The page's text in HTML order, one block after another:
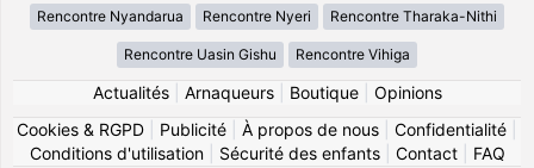
Rencontre Nyandarua Rencontre Nyeri Rencontre Tharaka-Nithi
Rencontre Uasin Gishu Rencontre Vihiga
Actualités| Arnaqueurs| Boutique| Opinions
Cookies & RGPD
Publicité À propos de nous Confidentialité
Conditions d'utilisation| Sécurité des enfants| Contact| FAQ